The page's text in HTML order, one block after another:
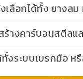
เลือกได้ทั้ง ยางล
ร้างคาร์บอนสตีลแ
ทั้งระบบเบรกมือ ห